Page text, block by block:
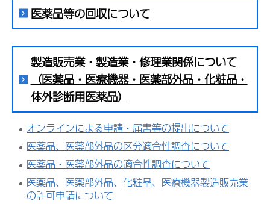
医薬品等の回収について
製造販売業・製造業・修理業関係について
（医薬品・医療機器・医薬部外品・化粧品・
体外診断用医薬品）
オンラインによる申請・届書等の提出について
医薬品、医薬部外品の区分適合性調査について
医薬品・医薬部外品の適合性調査について
医薬品、医薬部外品、化粧品、医療機器製造販売業
の許可申請について